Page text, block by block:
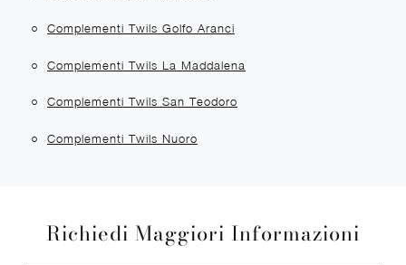
Complementi Twils Golfo Aranci
Complementi Twils La Maddalena
Complementi Twils San Teodoro
Complementi Twils Nuoro
Richiedi Maggiori Informazioni